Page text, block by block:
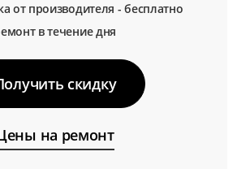
от производителя - бесплатно
в течение дня
скидку
на ремонт